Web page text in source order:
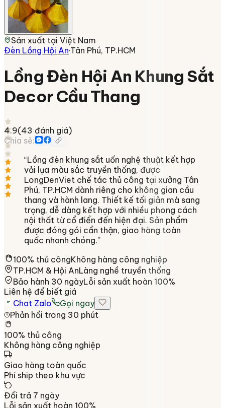
Sản xuất tại Việt Nam
Đèn Lồng Hội An·Tân Phú, TP.HCM
Lồng Đèn Hội An Khung Sắt
Decor Cầu Thang
4.9(43 đánh giá)
Chia sẻ:
“Lồng đèn khung sắt uốn nghệ thuật kết hợp
vải lụa màu sắc truyền thống, được
LongDenViet chế tác thủ công tại xưởng Tân
Phú, TP.HCM dành riêng cho không gian cầu
thang và hành lang. Thiết kế tối giản mà sang
trọng, dễ dàng kết hợp với nhiều phong cách
nội thất từ cổ điển đến hiện đại. Sản phẩm
được đóng gói cẩn thận, giao hàng toàn
quốc nhanh chóng.”
100% thủ côngKhông hàng công nghiệp
TP.HCM & Hội AnLàng nghề truyền thống
Bảo hành 30 ngàyLỗi sản xuất hoàn 100%
Liên hệ để biết giá
Chat Zalo
Gọi ngay
Phản hồi trong 30 phút
100% thủ công
Không hàng công nghiệp
Giao hàng toàn quốc
Phí ship theo khu vực
Đổi trả 7 ngày
Lỗi sản xuất hoàn 100%